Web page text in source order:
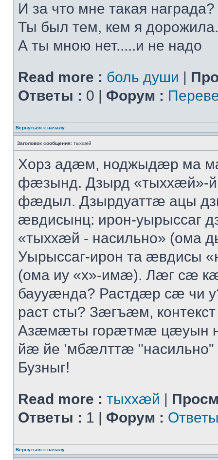
И за что мне такая награда?
Ты был тем, кем я
А ты мною нет.....и не надо
Read more : боль души |
Ответы : 0 | Форум :
Вернуться к началу
Заголовок сообщения: тыххӕй
Хорз адӕм, ноджыдӕр ма
фӕзынд. Дзырд «тыххӕй»-
фӕдыл. Дзырдуаттӕ ацы
ӕвдисынц: ирон-уырыссаг
«тыххӕй - насильно» (ома
Уырыссаг-ирон та ӕвдисы
(ома иу «х»-имӕ). Лӕг сӕ
баууӕнда? Растдӕр сӕ чи
раст сты? Зӕгъӕм,
Азӕмӕты горӕтмӕ
йӕ йе ’мбӕлттӕ "насильно"
Бузныг!
Read more : тыххӕй |
Ответы : 1 | Форум :
Вернуться к началу